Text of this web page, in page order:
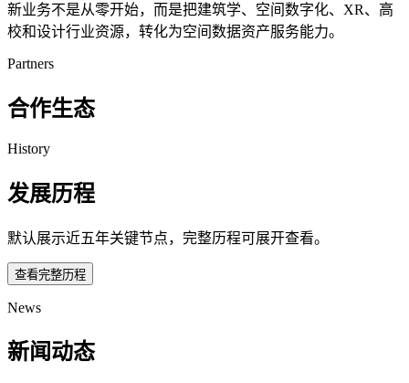
新业务不是从零开始，而是把建筑学、空间数字化、XR、高
校和设计行业资源，转化为空间数据资产服务能力。
Partners
合作生态
History
发展历程
默认展示近五年关键节点，完整历程可展开查看。
查看完整历程
News
新闻动态